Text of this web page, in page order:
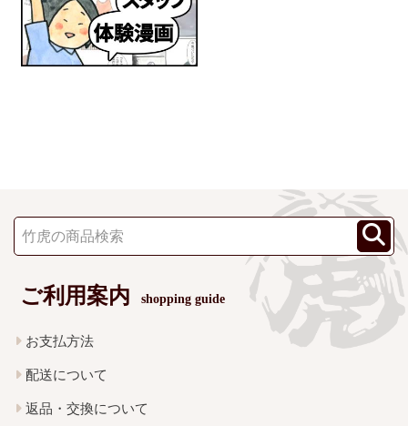
ご利用案内 shopping guide
お支払方法
配送について
返品・交換について